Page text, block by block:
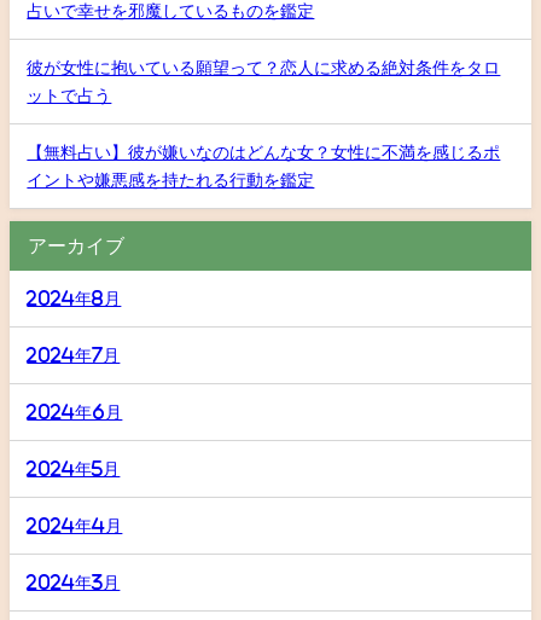
占いで幸せを邪魔しているものを鑑定
彼が女性に抱いている願望って？恋人に求める絶対条件をタロ
ットで占う
【無料占い】彼が嫌いなのはどんな女？女性に不満を感じるポ
イントや嫌悪感を持たれる行動を鑑定
アーカイブ
2024年8月
2024年7月
2024年6月
2024年5月
2024年4月
2024年3月